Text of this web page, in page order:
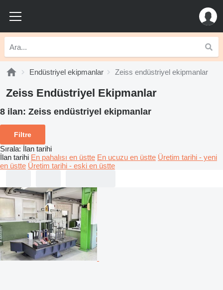
Endüstriyel ekipmanlar Zeiss endüstriyel ekipmanlar
Zeiss Endüstriyel Ekipmanlar
8 ilan: Zeiss endüstriyel ekipmanlar
Filtre
Sırala: İlan tarihi
İlan tarihi En pahalısı en üstte En ucuzu en üstte Üretim tarihi - yeni
en üstte Üretim tarihi - eski en üstte